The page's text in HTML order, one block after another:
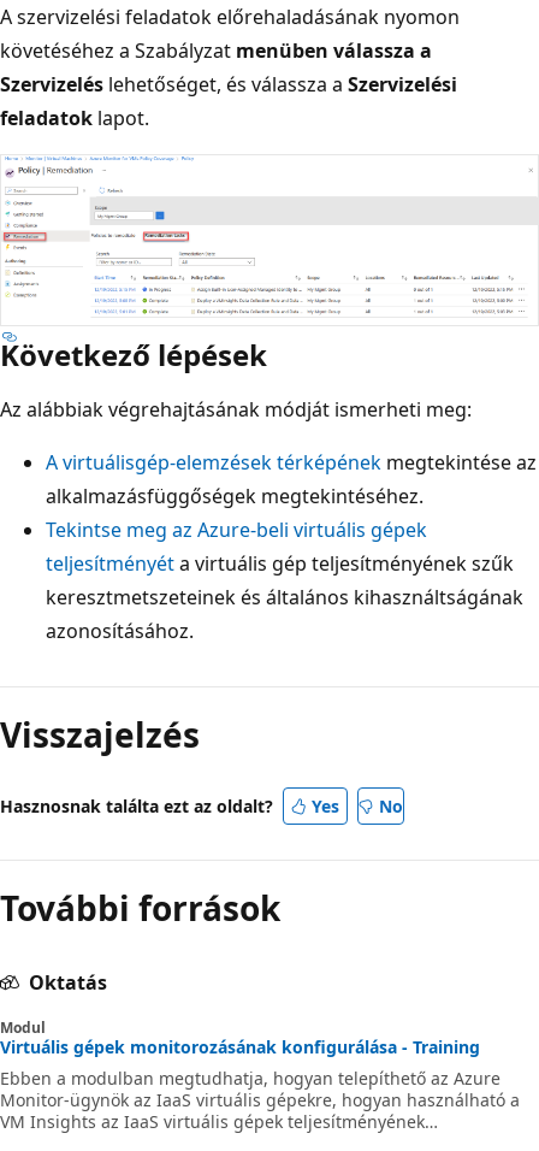
A szervizelési feladatok előrehaladásának nyomon
követéséhez a Szabályzat menüben válassza a
Szervizelés lehetőséget, és válassza a Szervizelési
feladatok lapot.
Következő lépések
Az alábbiak végrehajtásának módját ismerheti meg:
A virtuálisgép-elemzések térképének megtekintése az
alkalmazásfüggőségek megtekintéséhez.
Tekintse meg az Azure-beli virtuális gépek
teljesítményéta virtuális gép teljesítményének szűk
keresztmetszeteinek és általános kihasználtságának
azonosításához.
Visszajelzés
Hasznosnak találta ezt az oldalt? Yes No
További források
Oktatás
Modul
Virtuális gépek monitorozásának konfigurálása - Training
Ebben a modulban megtudhatja, hogyan telepíthető az Azure
Monitor-ügynök az IaaS virtuális gépekre, hogyan használható a
VM Insights az IaaS virtuális gépek teljesítményének